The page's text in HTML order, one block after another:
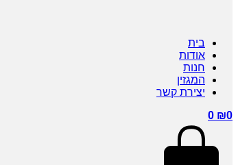
בית
אודות
חנות
המגזין
יצירת קשר
₪0
0